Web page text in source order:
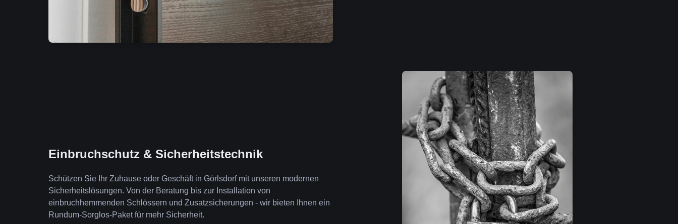
Einbruchschutz & Sicherheitstechnik
Schützen Sie Ihr Zuhause oder Geschäft in Görlsdorf mit unseren modernen
Sicherheitslösungen. Von der Beratung bis zur Installation von
einbruchhemmenden Schlössern und Zusatzsicherungen - wir bieten Ihnen ein
Rundum-Sorglos-Paket für mehr Sicherheit.